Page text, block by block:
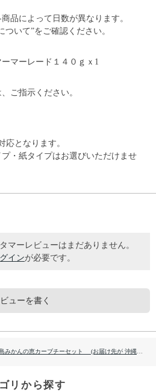
マーレード１４０ｇｘ1
ご指示ください。
応となります。
・紙タイプはお選びいただけませ
品によって日数が異なります。
いて”をご確認ください。
マーレビューはまだありません。
インが必要です。
ューを書く
カーブチーセット (お届け先が 沖縄県内離島・沖縄県外 ) 産地直送 【 沖縄物産企業連合（オキネシア） 】
リから探す